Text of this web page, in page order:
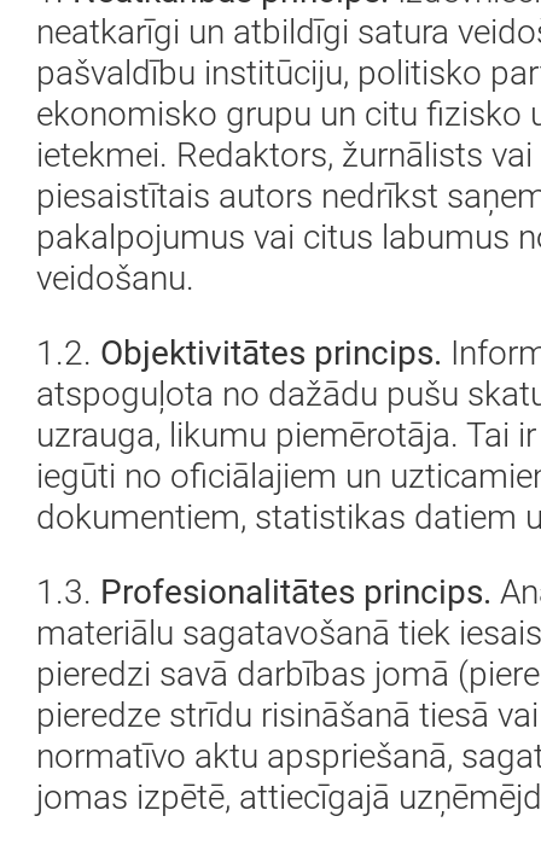
neatkarīgi un atbildīgi satura
pašvaldību institūciju, politisko
ekonomisko grupu un citu fizisko
ietekmei. Redaktors, žurnālists
piesaistītais autors nedrīkst
pakalpojumus vai citus labumus
veidošanu.
1.2. Objektivitātes princips.
atspoguļota no dažādu pušu
uzrauga, likumu piemērotāja. Tai
iegūti no oficiālajiem un
dokumentiem, statistikas datiem
1.3. Profesionalitātes princips.
materiālu sagatavošanā tiek
pieredzi savā darbības jomā
pieredze strīdu risināšanā tiesā
normatīvo aktu apspriešanā,
jomas izpētē, attiecīgajā